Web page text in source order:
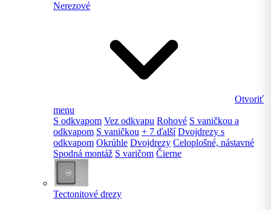
Nerezové
Otvoriť
menu
S odkvapom Vez odkvapu Rohové S vaničkou a
odkvapom S vaničkou + 7 ďalší Dvojdrezy s
odkvapom Okrúhle Dvojdrezy Celoplošné, nástavné
Spodná montáž S varičom Čierne
Tectonitové drezy